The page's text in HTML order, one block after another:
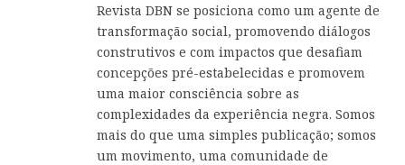
Revista DBN se posiciona como um agente de
transformação social, promovendo diálogos
construtivos e com impactos que desafiam
concepções pré-estabelecidas e promovem
uma maior consciência sobre as
complexidades da experiência negra. Somos
mais do que uma simples publicação; somos
um movimento, uma comunidade de